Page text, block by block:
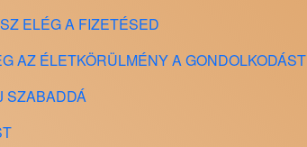
ELÉG A FIZETÉSED
AZ ÉLETKÖRÜLMÉNY A GONDOLKODÁST
SZABADDÁ